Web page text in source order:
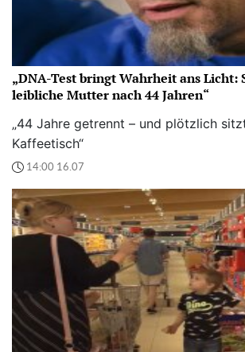
„DNA-Test bringt Wahrheit ans
leibliche Mutter nach 44 Jahren“
„44 Jahre getrennt – und plötzlich
Kaffeetisch“
14:00 16.07